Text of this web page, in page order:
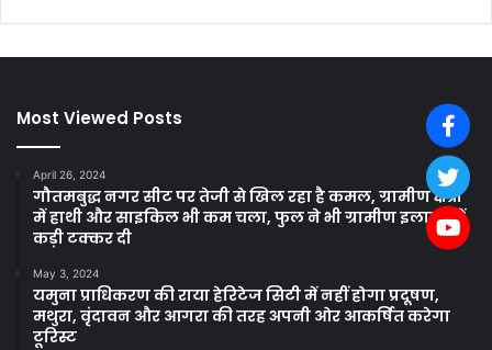
Most Viewed Posts
April 26, 2024
गौतमबुद्ध नगर सीट पर तेजी से खिल रहा है कमल, ग्रामीण क्षेत्रों
में हाथी और साइकिल भी कम चला, फुल ने भी ग्रामीण इलाकों में
कड़ी टक्कर दी
May 3, 2024
यमुना प्राधिकरण की राया हेरिटेज सिटी में नहीं होगा प्रदूषण,
मथुरा, वृंदावन और आगरा की तरह अपनी ओर आकर्षित करेगा
टूरिस्ट